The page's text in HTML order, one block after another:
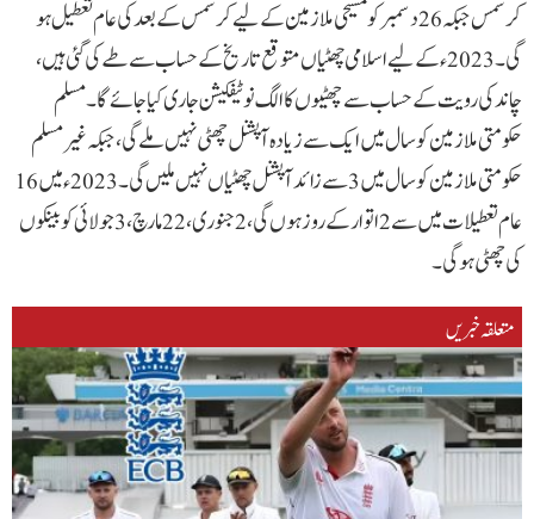
کرسمس جبکہ 26 دسمبر کو مسیحی ملازمین کے لیے کرسمس کے بعد کی عام تعطیل ہو
گی۔2023ء کے لیے اسلامی چھٹیاں متوقع تاریخ کے حساب سے طے کی گئی ہیں،
چاند کی رویت کے حساب سے چھٹیوں کا الگ نوٹیفکیشن جاری کیا جائے گا۔ مسلم
حکومتی ملازمین کو سال میں ایک سے زیادہ آپشنل چھٹی نہیں ملے گی، جبکہ غیر مسلم
حکومتی ملازمین کو سال میں 3 سے زائد آپشنل چھٹیاں نہیں ملیں گی۔2023ء میں 16
عام تعطیلات میں سے 2 اتوار کے روز ہوں گی، 2 جنوری، 22 مارچ، 3 جولائی کو بینکوں
کی چھٹی ہو گی۔
متعلقہ خبریں